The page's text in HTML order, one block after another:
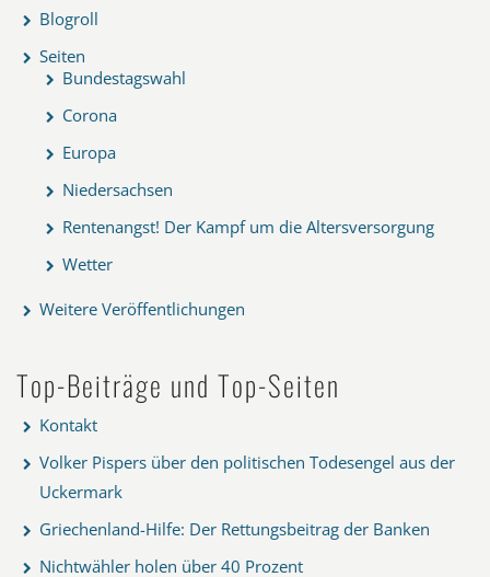
Blogroll
Seiten
Bundestagswahl
Corona
Europa
Niedersachsen
Rentenangst! Der Kampf um die Altersversorgung
Wetter
Weitere Veröffentlichungen
Top-Beiträge und Top-Seiten
Kontakt
Volker Pispers über den politischen Todesengel aus der
Uckermark
Griechenland-Hilfe: Der Rettungsbeitrag der Banken
Nichtwähler holen über 40 Prozent